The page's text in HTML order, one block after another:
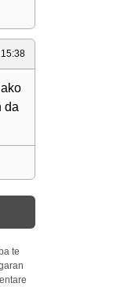
da
te